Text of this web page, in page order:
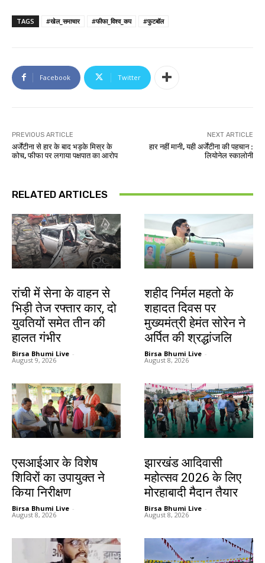
TAGS #खेल_समाचार #फीफा_विश्व_कप #फुटबॉल
Facebook Twitter
PREVIOUS ARTICLE
अर्जेंटीना से हार के बाद भड़के मिस्र के
कोच, फीफा पर लगाया पक्षपात का आरोप
NEXT ARTICLE
हार नहीं मानी, यही अर्जेंटीना की पहचान :
लियोनेल स्कालोनी
RELATED ARTICLES
रांची में सेना के वाहन से
भिड़ी तेज रफ्तार कार, दो
युवतियों समेत तीन की
हालत गंभीर
Birsa Bhumi Live -
August 9, 2026
शहीद निर्मल महतो के
शहादत दिवस पर
मुख्यमंत्री हेमंत सोरेन ने
अर्पित की श्रद्धांजलि
Birsa Bhumi Live -
August 8, 2026
एसआईआर के विशेष
शिविरों का उपायुक्त ने
किया निरीक्षण
Birsa Bhumi Live -
August 8, 2026
झारखंड आदिवासी
महोत्सव 2026 के लिए
मोरहाबादी मैदान तैयार
Birsa Bhumi Live -
August 8, 2026